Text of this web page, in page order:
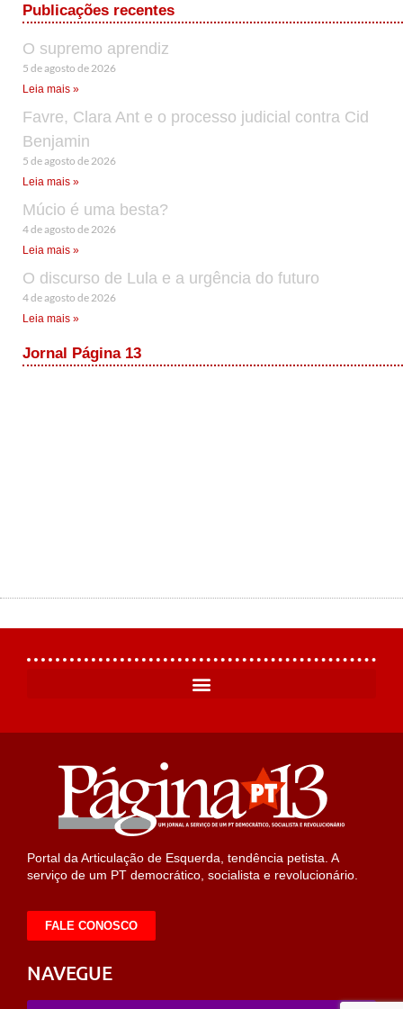
Publicações recentes
O supremo aprendiz
5 de agosto de 2026
Leia mais »
Favre, Clara Ant e o processo judicial contra Cid
Benjamin
5 de agosto de 2026
Leia mais »
Múcio é uma besta?
4 de agosto de 2026
Leia mais »
O discurso de Lula e a urgência do futuro
4 de agosto de 2026
Leia mais »
Jornal Página 13
Portal da Articulação de Esquerda, tendência petista. A
serviço de um PT democrático, socialista e revolucionário.
FALE CONOSCO
NAVEGUE